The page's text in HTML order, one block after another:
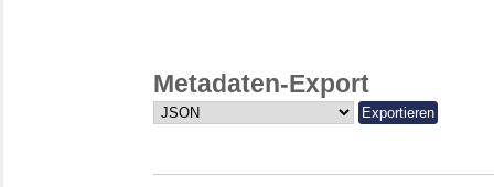
Metadaten-Export